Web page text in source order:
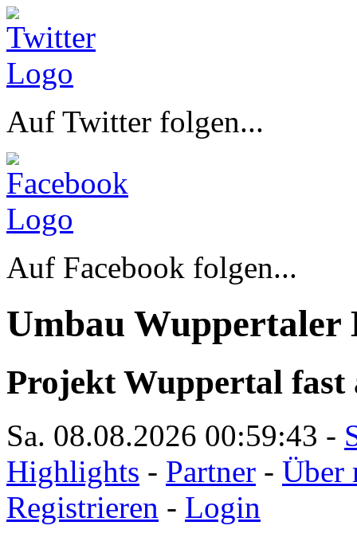
Auf Twitter folgen...
Auf Facebook folgen...
Umbau Wuppertaler
Projekt Wuppertal fast
Sa. 08.08.2026 00:59:43 -
Highlights - Partner - Über
Registrieren - Login